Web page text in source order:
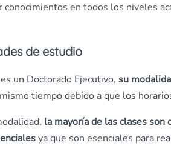
conocimientos en todos los niveles
de estudio
un Doctorado Ejecutivo, su
tiempo debido a que los
la mayoría de las clases son
ya que son esenciales para